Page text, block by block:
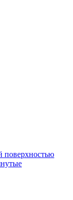
поверхностью